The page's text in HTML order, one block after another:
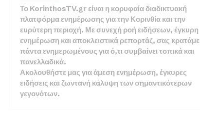
Το KorinthosTV.gr είναι η κορυφαία διαδικτυακή
πλατφόρμα ενημέρωσης για την Κορινθία και την
ευρύτερη περιοχή. Με συνεχή ροή ειδήσεων, έγκυρη
ενημέρωση και αποκλειστικά ρεπορτάζ, σας κρατάμε
πάντα ενημερωμένους για ό,τι συμβαίνει τοπικά και
πανελλαδικά.
Ακολουθήστε μας για άμεση ενημέρωση, έγκυρες
ειδήσεις και ζωντανή κάλυψη των σημαντικότερων
γεγονότων.